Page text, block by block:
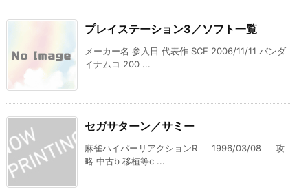
プレイステーション3／ソフト一覧
メーカー名 参入日 代表作 SCE 2006/11/11 バンダ
イナムコ 200 ...
セガサターン／サミー
麻雀ハイパーリアクションR 1996/03/08 攻
略 中古b 移植等c ...